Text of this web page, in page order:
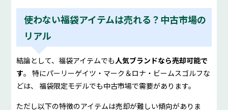
使わない福袋アイテムは売れる？中古市場の
リアル
結論として、福袋アイテムでも 人気ブランドなら売却可能で
す。 特にパーリーゲイツ・マーク＆ロナ・ビームスゴルフな
どは、 福袋限定モデルでも中古市場で需要があります。
ただし以下の特徴のアイテムは売却が難しい傾向がありま